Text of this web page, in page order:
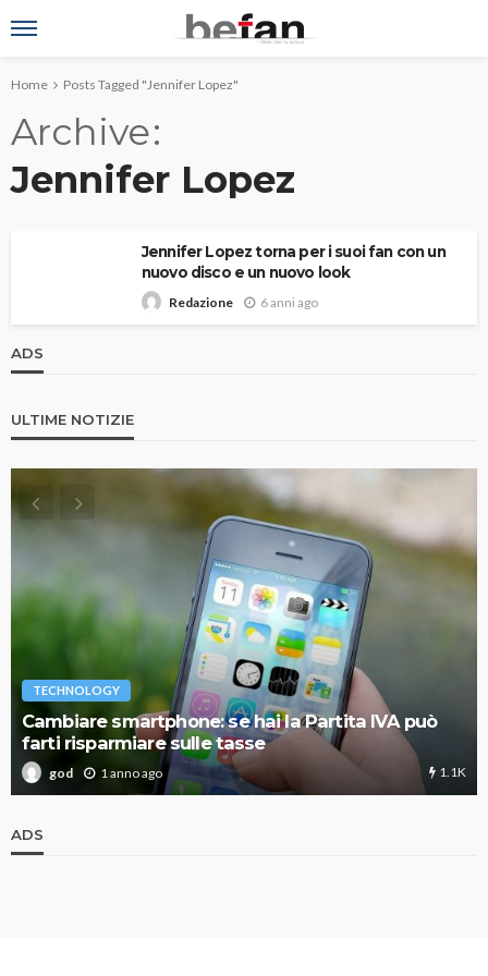
Home Posts Tagged "Jennifer Lopez"
Archive
Jennifer Lopez
Jennifer Lopez torna per i suoi fan con un
nuovo disco e un nuovo look
Redazione 6 anni ago
ADS
ULTIME NOTIZIE
TECHNOLOGY
Cambiare smartphone: se hai la Partita IVA può
farti risparmiare sulle tasse
god 1 anno ago 1.1K
ADS